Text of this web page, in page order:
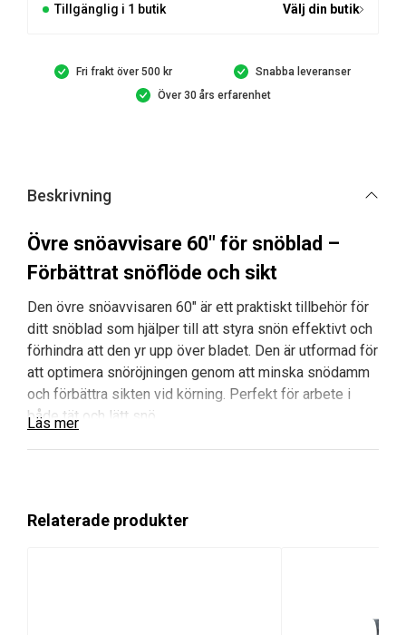
Tillgänglig i 1 butik Välj din butik
Fri frakt över 500 kr
Snabba leveranser
Över 30 års erfarenhet
Beskrivning
Övre snöavvisare 60″ för snöblad –
Förbättrat snöflöde och sikt
Den övre snöavvisaren 60″ är ett praktiskt tillbehör för
ditt snöblad som hjälper till att styra snön effektivt och
förhindra att den yr upp över bladet. Den är utformad för
att optimera snöröjningen genom att minska snödamm
och förbättra sikten vid körning. Perfekt för arbete i
både tät och lätt snö.
snön från bladets ovansida.
Läs mer
Relaterade produkter